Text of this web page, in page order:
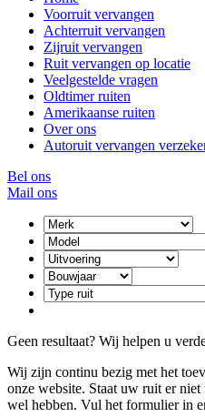
Voorruit vervangen
Achterruit vervangen
Zijruit vervangen
Ruit vervangen op locatie
Veelgestelde vragen
Oldtimer ruiten
Amerikaanse ruiten
Over ons
Autoruit vervangen
Bel ons
Mail ons
Geen resultaat? Wij helpen u
Wij zijn continu bezig met het
onze website. Staat uw ruit er
wel hebben. Vul het formulier in